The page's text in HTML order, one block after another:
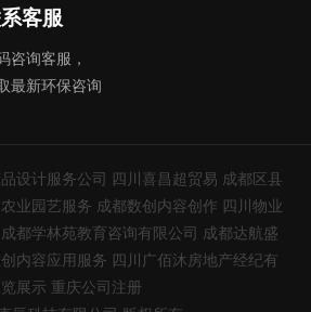
客服
咨询客服，
最新环保咨询
设计服务公司 四川喜昌超贸易 成都区县
业园艺服务 成都数创内容创作 四川物业
成都学林苑教育咨询有限公司 成都达航盛
内容应用服务 四川广佰沐房地产经纪有
展示 重庆公司注册